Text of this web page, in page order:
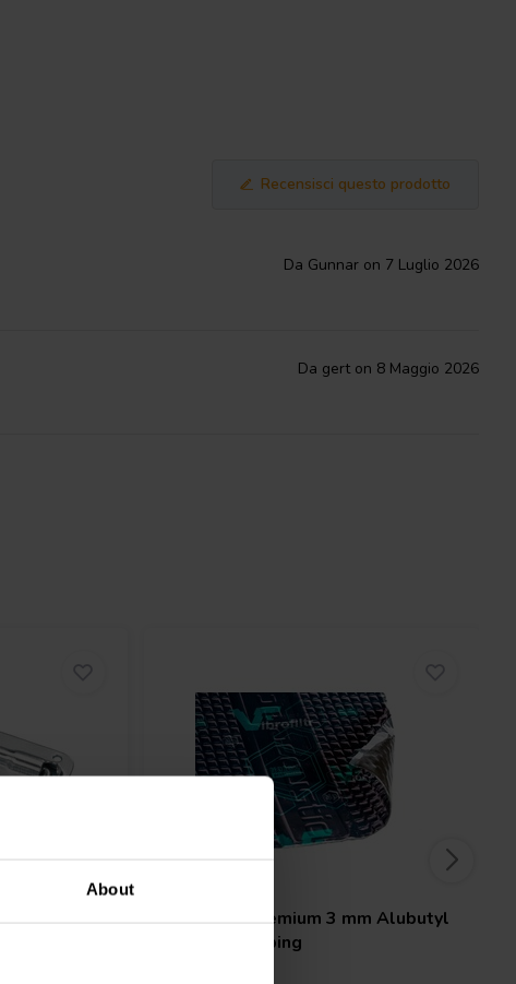
About
Recensisci questo prodotto
Da Gunnar on 7 Luglio 2026
Da gert on 8 Maggio 2026
VibrofiltrPremium 3 mm Alubutyl
VIBRO-Damping